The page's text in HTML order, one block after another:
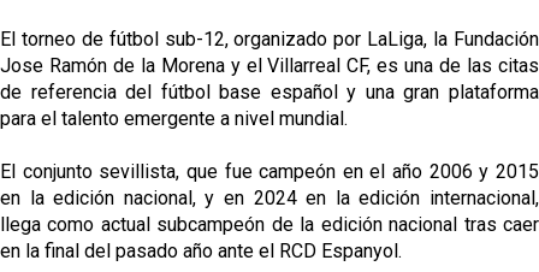
El torneo de fútbol sub-12, organizado por LaLiga, la Fundación
Jose Ramón de la Morena y el Villarreal CF, es una de las citas
de referencia del fútbol base español y una gran plataforma
para el talento emergente a nivel mundial.
El conjunto sevillista, que fue campeón en el año 2006 y 2015
en la edición nacional, y en 2024 en la edición internacional,
llega como actual subcampeón de la edición nacional tras caer
en la final del pasado año ante el RCD Espanyol.